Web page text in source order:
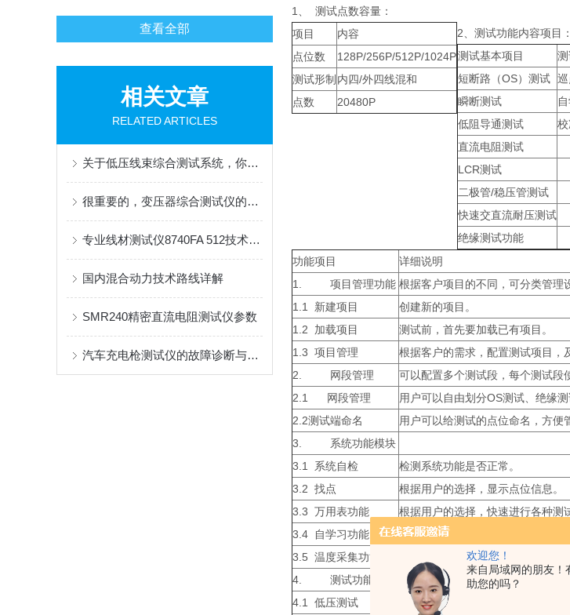
欢迎您！
来自局域网的朋友！
助您的吗？
查看全部
相关文章
RELATED ARTICLES
关于低压线束综合测试系统，你可能想了解这些内容！
很重要的，变压器综合测试仪的介绍及特征
专业线材测试仪8740FA 512技术参数
国内混合动力技术路线详解
SMR240精密直流电阻测试仪参数
汽车充电枪测试仪的故障诊断与维护技巧
1、 测试点数容量：
项目
内容
点位数
128P/256P/512P/1024P
测试形制 内四/外四线混和
点数
20480P
2、测试功能内容项目：
测试基本项目
短断路（OS）测试
瞬断测试
低阻导通测试
直流电阻测试
LCR测试
二极管/稳压管测试
快速交直流耐压测试
绝缘测试功能
功能项目
详细说明
1. 项目管理功能 根据客户项目的不同，可分类管理
1.1 新建项目
创建新的项目。
1.2 加载项目
测试前，首先要加载已有项目。
1.3 项目管理
根据客户的需求，配置测试项目，
2. 网段管理
可以配置多个测试段，每个测试段
2.1 网段管理
用户可以自由划分OS测试、绝缘
2.2测试端命名
用户可以给测试的点位命名，方便
3. 系统功能模块
3.1 系统自检
检测系统功能是否正常。
3.2 找点
根据用户的选择，显示点位信息。
3.3 万用表功能
根据用户的选择，快速进行各种测
3.4 自学习功能
系统自动学习出当前连接中的导通
3.5 温度采集功能
采集当前温度数据。
4. 测试功能
4.1 低压测试
根据网络表中的配置，逐一进行导